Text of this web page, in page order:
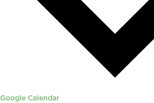
Google Calendar